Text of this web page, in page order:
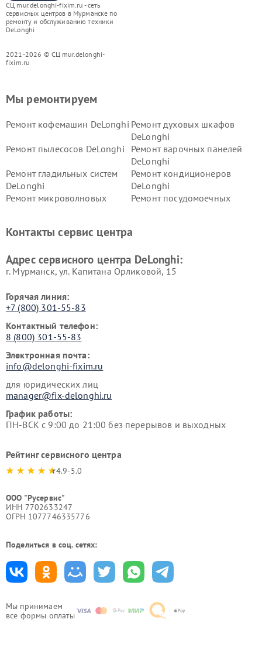
СЦ mur.delonghi-fixim.ru - сеть
сервисных центров в Мурманске по
ремонту и обслуживанию техники
DeLonghi
2021-2026 © СЦ mur.delonghi-
fixim.ru
Мы принимаем
все формы оплаты
Мы ремонтируем
Ремонт кофемашин DeLonghi Ремонт духовых шкафов
DeLonghi
Ремонт пылесосов DeLonghi
Ремонт варочных панелей
DeLonghi
Ремонт гладильных систем
DeLonghi
Ремонт кондиционеров
DeLonghi
Ремонт микроволновых
Ремонт посудомоечных
DeLonghi
DeLonghi
Контакты сервис центра
Адрес сервисного центра DeLonghi:
г. Мурманск, ул. Капитана Орликовой, 15
Горячая линия:
+7 (800) 301-55-83
Контактный телефон:
8 (800) 301-55-83
Электронная почта:
info@delonghi-fixim.ru
для юридических лиц
manager@fix-delonghi.ru
График работы:
ПН-ВСК с 9:00 до 21:00 без перерывов и выходных
Рейтинг сервисного центра
4.9-5.0
ООО "Русервис"
ИНН 7702633247
ОГРН 1077746335776
Поделиться в соц. сетях: